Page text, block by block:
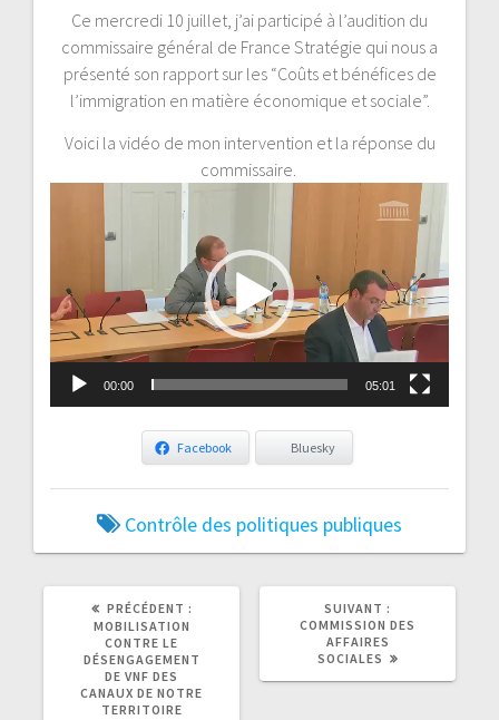
Ce mercredi 10 juillet, j’ai participé à l’audition du
commissaire général de France Stratégie qui nous a
présenté son rapport sur les “Coûts et bénéfices de
l’immigration en matière économique et sociale”.
Voici la vidéo de mon intervention et la réponse du
commissaire.
Lecteur
vidéo
00:00 05:01
Facebook Bluesky
Contrôle des politiques publiques
PRÉCÉDENT :
ARTICLE
PRÉCÉDENT
MOBILISATION
CONTRE LE
DÉSENGAGEMENT
DE VNF DES
CANAUX DE NOTRE
TERRITOIRE
SUIVANT :
ARTICLE
COMMISSION DES
AFFAIRES
SOCIALES